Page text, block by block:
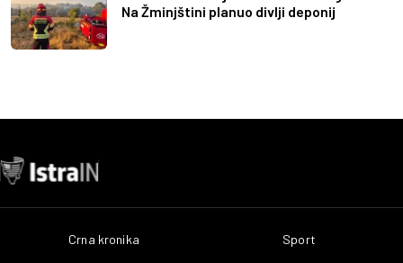
Na Žminjštini planuo divlji deponij
Crna kronika Sport